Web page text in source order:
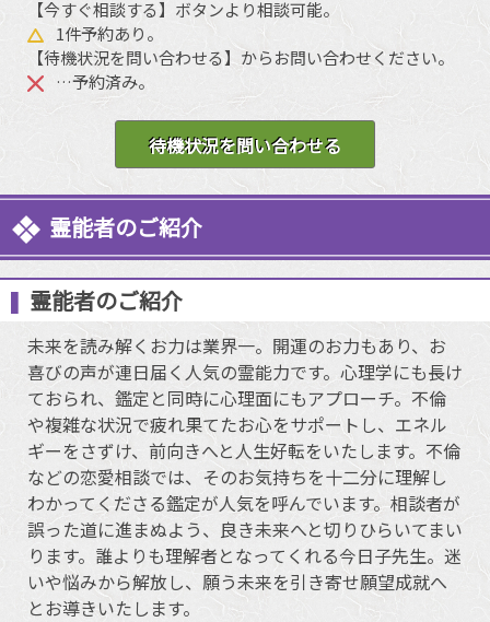
【今すぐ相談する】ボタンより相談可能。
1件予約あり。
【待機状況を問い合わせる】からお問い合わせください。
…予約済み。
待機状況を問い合わせる
霊能者のご紹介
霊能者のご紹介
未来を読み解くお力は業界一。開運のお力もあり、お
喜びの声が連日届く人気の霊能力です。心理学にも長け
ておられ、鑑定と同時に心理面にもアプローチ。不倫
や複雑な状況で疲れ果てたお心をサポートし、エネル
ギーをさずけ、前向きへと人生好転をいたします。不倫
などの恋愛相談では、そのお気持ちを十二分に理解し
わかってくださる鑑定が人気を呼んでいます。相談者が
誤った道に進まぬよう、良き未来へと切りひらいてまい
ります。誰よりも理解者となってくれる今日子先生。迷
いや悩みから解放し、願う未来を引き寄せ願望成就へ
とお導きいたします。